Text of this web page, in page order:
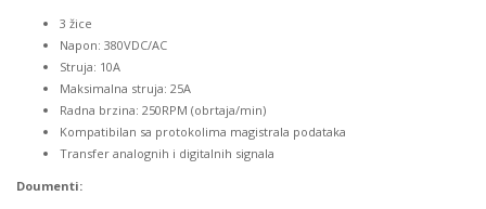
3 žice
Napon: 380VDC/AC
Struja: 10A
Maksimalna struja: 25A
Radna brzina: 250RPM (obrtaja/min)
Kompatibilan sa protokolima magistrala podataka
Transfer analognih i digitalnih signala
Doumenti: